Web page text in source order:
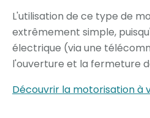
L'utilisation de ce type de
extrêmement simple,
électrique (via une
l'ouverture et la fermeture
Découvrir la motorisation à